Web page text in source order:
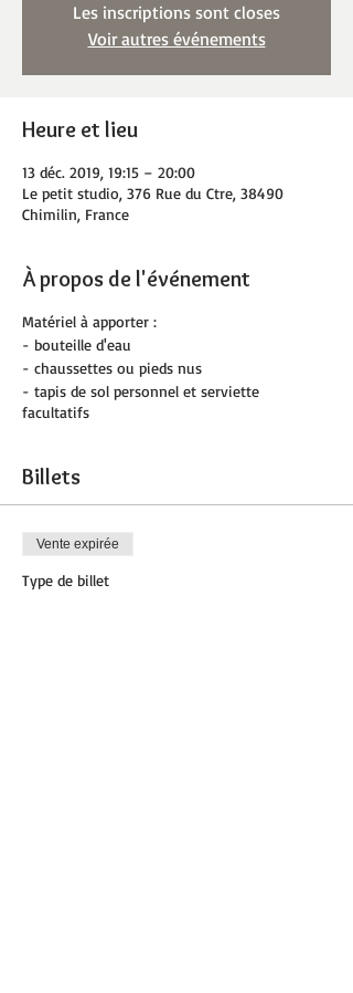
Les inscriptions sont closes
Voir autres événements
Heure et lieu
13 déc. 2019, 19:15 – 20:00
Le petit studio, 376 Rue du Ctre, 38490
Chimilin, France
À propos de l'événement
Matériel à apporter :
- bouteille d'eau
- chaussettes ou pieds nus
- tapis de sol personnel et serviette
facultatifs
Billets
Vente expirée
Type de billet